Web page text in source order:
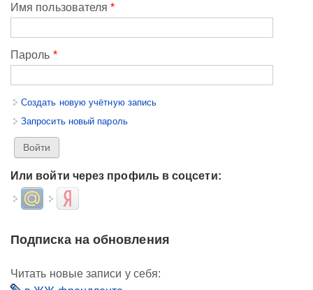
Имя пользователя*
Пароль *
Создать новую учётную запись
Запросить новый пароль
Или войти через профиль в соцсети:
Login with Mail.ruLogin with Яндекс
Подписка на обновления
Читать новые записи у себя: